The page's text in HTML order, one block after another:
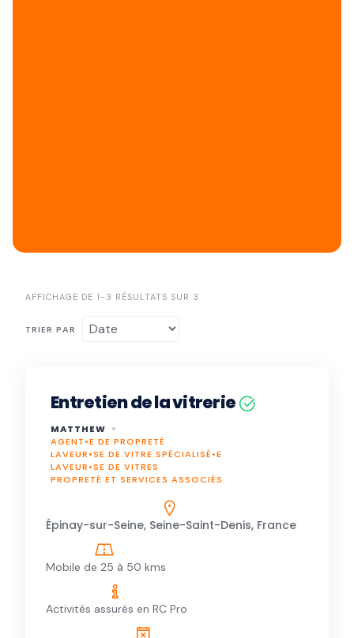
AFFICHAGE DE 1-3 RÉSULTATS SUR 3
TRIER PAR
Entretien de la vitrerie
MATTHEW
AGENT•E DE PROPRETÉ
LAVEUR•SE DE VITRE SPÉCIALISÉ•E
LAVEUR•SE DE VITRES
PROPRETÉ ET SERVICES ASSOCIÉS
Épinay-sur-Seine, Seine-Saint-Denis, France
Mobile de 25 à 50 kms
Activités assurés en RC Pro